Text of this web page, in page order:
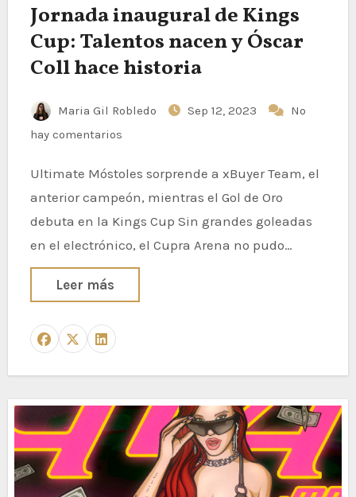
Jornada inaugural de Kings
Cup: Talentos nacen y Óscar
Coll hace historia
Maria Gil Robledo Sep 12, 2023
No
hay comentarios
Ultimate Móstoles sorprende a xBuyer Team, el
anterior campeón, mientras el Gol de Oro
debuta en la Kings Cup Sin grandes goleadas
en el electrónico, el Cupra Arena no pudo…
Leer más